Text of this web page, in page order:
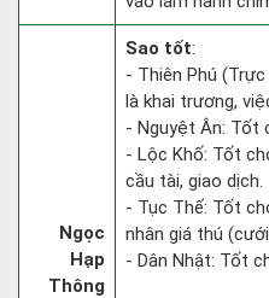
Ngọc
Hạp
Thông
Sao tốt:
- Thiên Phú
là khai trương,
- Nguyệt Ân: Tốt
- Lộc Khố: Tốt
cầu tài, giao dịch.
- Tục Thế: Tốt
nhân giá thú
- Dân Nhật: Tốt